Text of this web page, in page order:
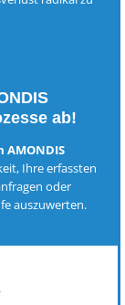
ab!
Ihre erfassten
oder
auszuwerten.